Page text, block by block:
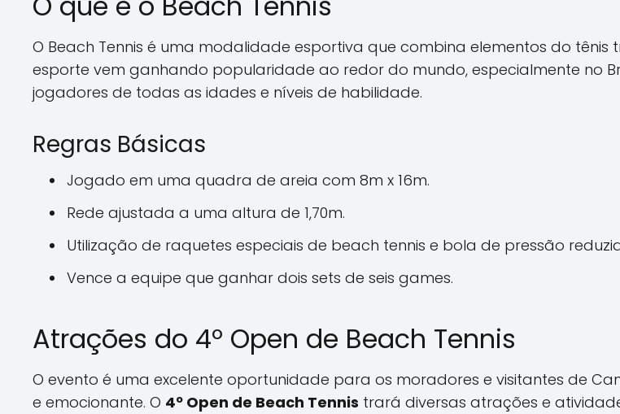
O Beach Tennis é uma modalidade esportiva que combina elementos do
esporte vem ganhando popularidade ao redor do mundo, especialmente no
jogadores de todas as idades e níveis de habilidade.
Regras Básicas
Jogado em uma quadra de areia com 8m x 16m.
Rede ajustada a uma altura de 1,70m.
Utilização de raquetes especiais de beach tennis e bola de pressão
Vence a equipe que ganhar dois sets de seis games.
Atrações do 4º Open de Beach Tennis
O evento é uma excelente oportunidade para os moradores e visitantes de
e emocionante. O 4º Open de Beach Tennis trará diversas atrações e